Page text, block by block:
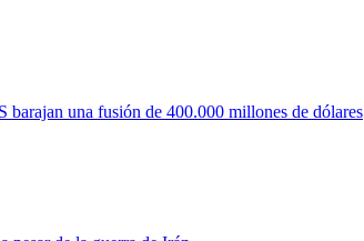
una fusión de 400.000 millones de dólares